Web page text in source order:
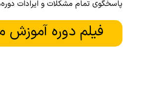
پاسخگوی تمام مشکلات و ایرادات
فیلم دوره آموزش